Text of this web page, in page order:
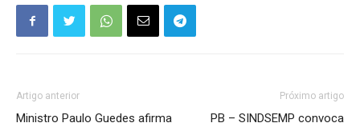
Artigo anterior
Ministro Paulo Guedes afirma
Próximo artigo
PB – SINDSEMP convoca